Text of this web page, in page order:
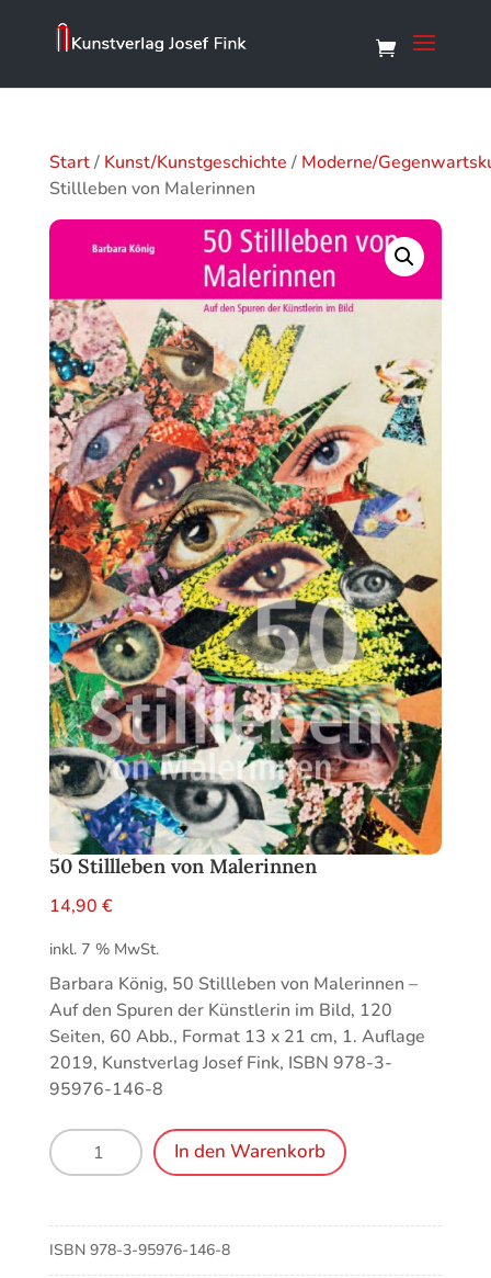
Start/ Kunst/Kunstgeschichte / Moderne/
Stillleben von Malerinnen
50 Stillleben von Malerinnen
14,90 €
inkl. 7 % MwSt.
Barbara König, 50 Stillleben von Malerinnen –
Auf den Spuren der Künstlerin im Bild, 120
Seiten, 60 Abb., Format 13 x 21 cm, 1. Auflage
2019, Kunstverlag Josef Fink, ISBN 978-3-
95976-146-8
50
Stillleben
Malerinnen
Menge
In den Warenkorb
ISBN 978-3-95976-146-8